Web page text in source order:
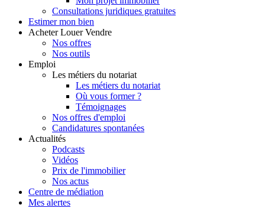
Consultations juridiques gratuites
Estimer mon bien
Acheter Louer Vendre
Nos offres
Nos outils
Emploi
Les métiers du notariat
Les métiers du notariat
Où vous former ?
Témoignages
Nos offres d'emploi
Candidatures spontanées
Actualités
Podcasts
Vidéos
Prix de l'immobilier
Nos actus
Centre de médiation
Mes alertes